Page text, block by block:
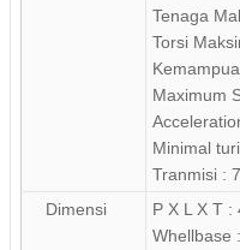
Tenaga
Torsi
Maximum
Minimal
Tranmisi :
Dimensi
P X L X T
Whellbase